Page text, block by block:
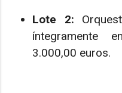
Lote 2:
íntegramente
3.000,00 euros.